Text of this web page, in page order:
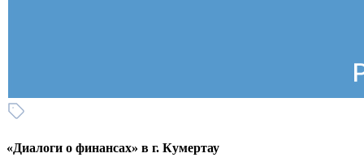
«Диалоги о финансах» в г. Кумертау